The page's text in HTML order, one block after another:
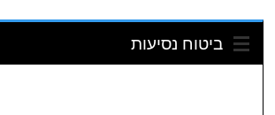
ביטוח נסיעות